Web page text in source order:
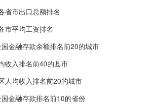
省市出口总额排名
市平均工资排名
金融存款余额排名前20的城市
收入排名前40的县市
人均收入排名前20的城市
金融存款排名前10的省份